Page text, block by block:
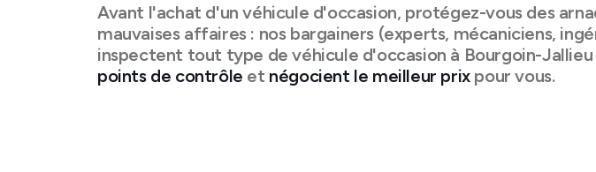
Avant l'achat d'un véhicule d'occasion, protégez-vous des
mauvaises affaires : nos bargainers (experts, mécaniciens,
inspectent tout type de véhicule d'occasion à Bourgoin-Jallieu
points de contrôle et négocient le meilleur prixpour vous.